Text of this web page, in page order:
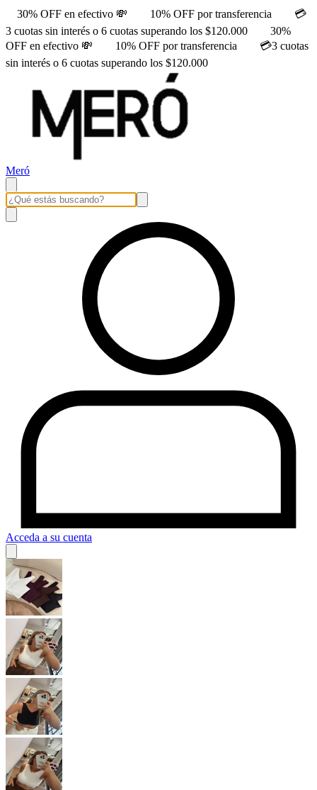
30% OFF en efectivo 💸 10% OFF por transferencia
💳
3 cuotas sin interés o 6 cuotas superando los $120.000
30%
OFF en efectivo 💸
10% OFF por transferencia
💳3 cuotas
sin interés o 6 cuotas superando los $120.000
Meró
Acceda a su cuenta